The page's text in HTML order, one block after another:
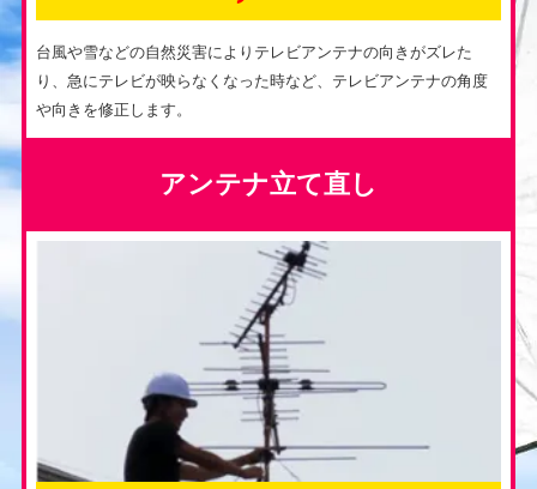
台風や雪などの自然災害によりテレビアンテナの向きがズレた
り、急にテレビが映らなくなった時など、テレビアンテナの角度
や向きを修正します。
アンテナ立て直し